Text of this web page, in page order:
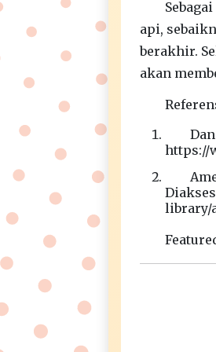
api,
berakhir.
akan
https://
library/